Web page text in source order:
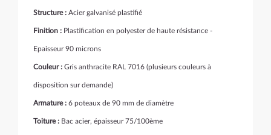
Structure : Acier galvanisé plastifié
Finition : Plastification en polyester de haute résistance -
Epaisseur 90 microns
Couleur : Gris anthracite RAL 7016 (plusieurs couleurs à
disposition sur demande)
Armature : 6 poteaux de 90 mm de diamètre
Toiture : Bac acier, épaisseur 75/100ème